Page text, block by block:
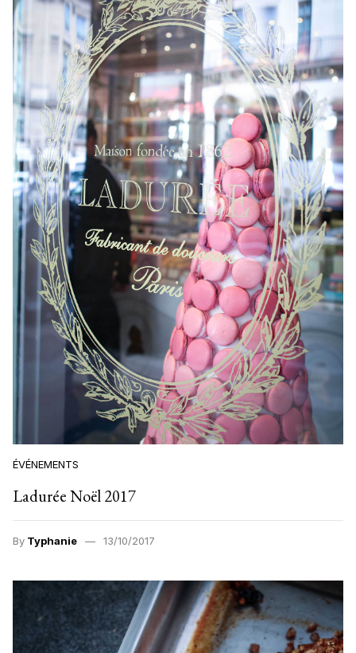
ÉVÉNEMENTS
Ladurée Noël 2017
By Typhanie 13/10/2017